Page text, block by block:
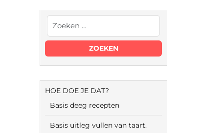
HOE DOE JE DAT?
Basis deeg recepten
Basis uitleg vullen van taart.